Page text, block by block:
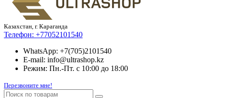
Казахстан, г. Караганда
Телефон: +77052101540
WhatsApp: +7(705)2101540
E-mail: info@ultrashop.kz
Режим: Пн.-Пт. с 10:00 до 18:00
Перезвоните мне!